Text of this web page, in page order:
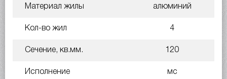
Материал жилы алюминий
Кол-во жил 4
Сечение, кв.мм. 120
Исполнение мс